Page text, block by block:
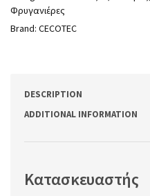
Φρυγανιέρες
Brand: CECOTEC
DESCRIPTION
ADDITIONAL INFORMATION
Κατασκευαστής